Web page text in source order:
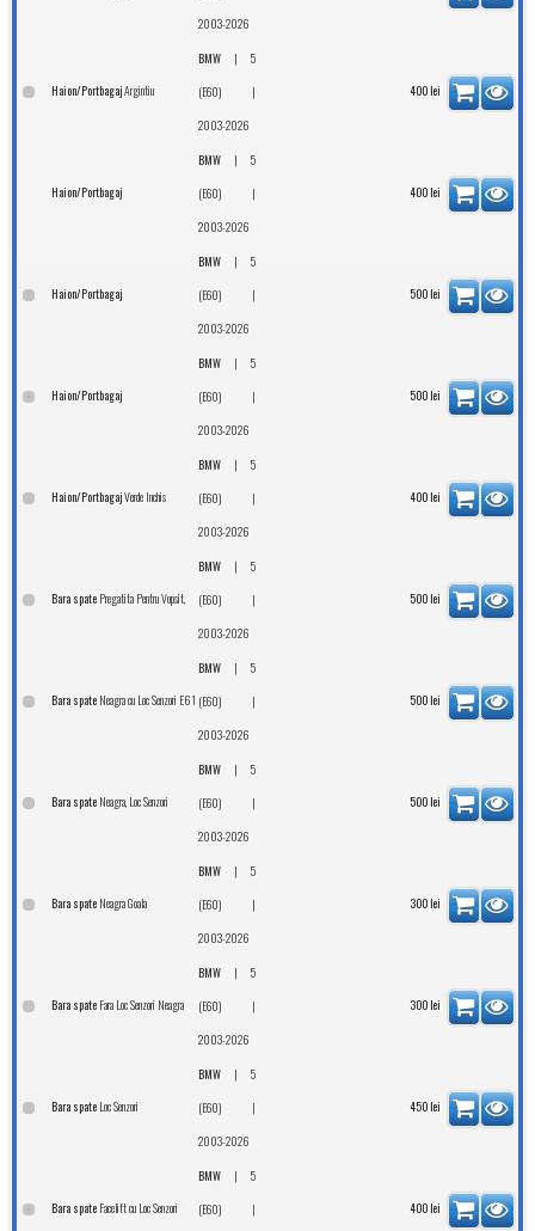
2003-2026
Haion/PortbagajArgintiu
BMW |5
(E60) |
2003-2026
400 lei
Haion/Portbagaj
BMW |5
(E60) |
2003-2026
400 lei
Haion/Portbagaj
BMW |5
(E60) |
2003-2026
500 lei
Haion/Portbagaj
BMW |5
(E60) |
2003-2026
500 lei
Haion/PortbagajVerde Inchis
BMW |5
(E60) |
2003-2026
400 lei
Bara spate Pregatita Pentru Vopsit,
BMW |5
(E60) |
2003-2026
500 lei
Bara spate Neagra cu Loc Senzori E61
BMW |5
(E60) |
2003-2026
500 lei
Bara spate Neagra, Loc Senzori
BMW |5
(E60) |
2003-2026
500 lei
Bara spate Neagra Goala
BMW |5
(E60) |
2003-2026
300 lei
Bara spate Fara Loc Senzori Neagra
BMW |5
(E60) |
2003-2026
300 lei
Bara spate Loc Senzori
BMW |5
(E60) |
2003-2026
450 lei
Bara spate Facelift cu Loc Senzori
BMW |5
(E60) |
400 lei